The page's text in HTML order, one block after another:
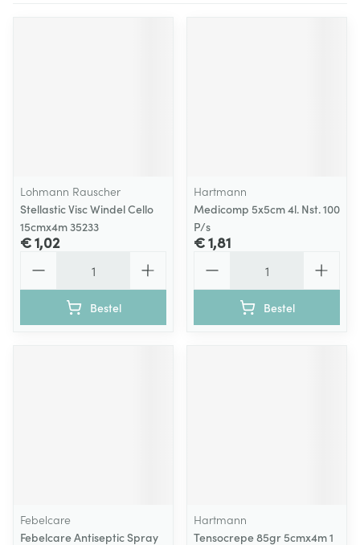
Lohmann Rauscher
Stellastic Visc Windel Cello
15cmx4m 35233
€ 1,02
Bestel
Hartmann
Medicomp 5x5cm 4l. Nst. 100
P/s
€ 1,81
Bestel
Febelcare
Febelcare Antiseptic Spray
Hartmann
Tensocrepe 85gr 5cmx4m 1